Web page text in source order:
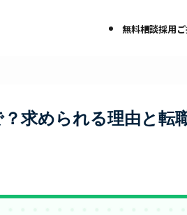
無料相談採用
求められる理由と転